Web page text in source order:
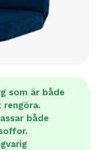
som är både
både